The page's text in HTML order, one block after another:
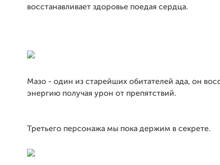
восстанавливает здоровье поедая сердца.
Мазо - один из старейших обитателей ада, он
энергию получая урон от препятствий.
Третьего персонажа мы пока держим в секрете.